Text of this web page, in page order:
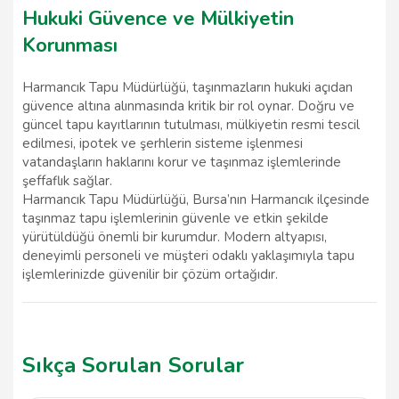
Hukuki Güvence ve Mülkiyetin
Korunması
Harmancık Tapu Müdürlüğü, taşınmazların hukuki açıdan
güvence altına alınmasında kritik bir rol oynar. Doğru ve
güncel tapu kayıtlarının tutulması, mülkiyetin resmi tescil
edilmesi, ipotek ve şerhlerin sisteme işlenmesi
vatandaşların haklarını korur ve taşınmaz işlemlerinde
şeffaflık sağlar.
Harmancık Tapu Müdürlüğü, Bursa’nın Harmancık ilçesinde
taşınmaz tapu işlemlerinin güvenle ve etkin şekilde
yürütüldüğü önemli bir kurumdur. Modern altyapısı,
deneyimli personeli ve müşteri odaklı yaklaşımıyla tapu
işlemlerinizde güvenilir bir çözüm ortağıdır.
Sıkça Sorulan Sorular